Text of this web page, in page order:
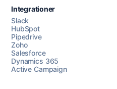
Chat med os
Integrationer
Slack
HubSpot
Pipedrive
Zoho
Salesforce
Dynamics 365
Active Campaign